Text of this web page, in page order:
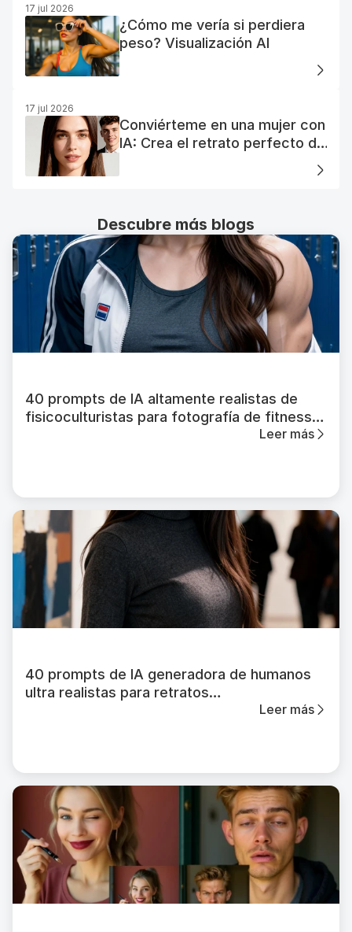
17 jul 2026
¿Cómo me vería si perdiera
peso? Visualización AI
17 jul 2026
Conviérteme en una mujer con
IA: Crea el retrato perfecto de
Descubre más blogs
40 prompts de IA altamente realistas de
fisicoculturistas para fotografía de fitness
Leer más
40 prompts de IA generadora de humanos
ultra realistas para retratos
Leer más